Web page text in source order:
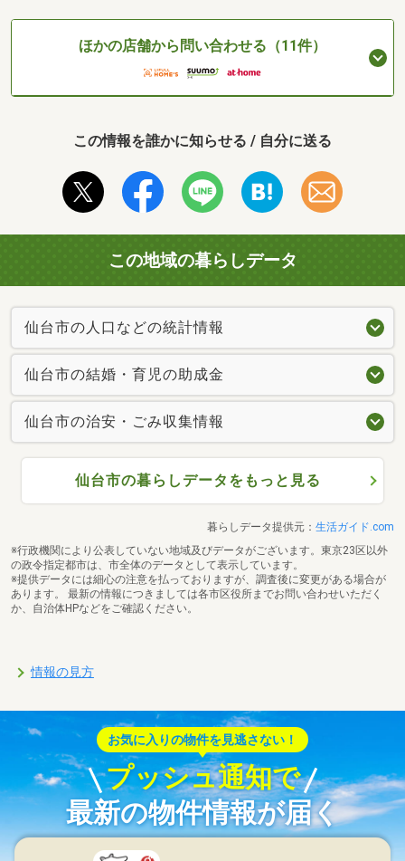
ほかの店舗から問い合わせる（11件）
この情報を誰かに知らせる / 自分に送る
この地域の暮らしデータ
仙台市の人口などの統計情報
仙台市の結婚・育児の助成金
仙台市の治安・ごみ収集情報
仙台市の暮らしデータをもっと見る
暮らしデータ提供元： 生活ガイド.com
※行政機関により公表していない地域及びデータがございます。東京23区以外
の政令指定都市は、市全体のデータとして表示しています。
※提供データには細心の注意を払っておりますが、調査後に変更がある場合が
あります。 最新の情報につきましては各市区役所までお問い合わせいただく
か、自治体HPなどをご確認ください。
情報の見方
お気に入りの物件を見逃さない！
プッシュ通知で
最新の物件情報が届く